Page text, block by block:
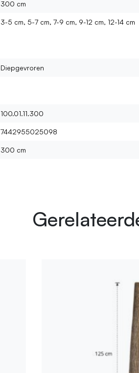
300 cm
3-5 cm, 5-7 cm, 7-9 cm, 9-12 cm, 12-14 cm
Diepgevroren
100.01.11.300
7442955025098
300 cm